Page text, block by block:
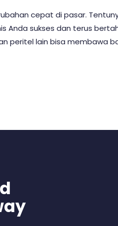
cepat di pasar.
Anda sukses dan terus
peritel lain bisa membawa